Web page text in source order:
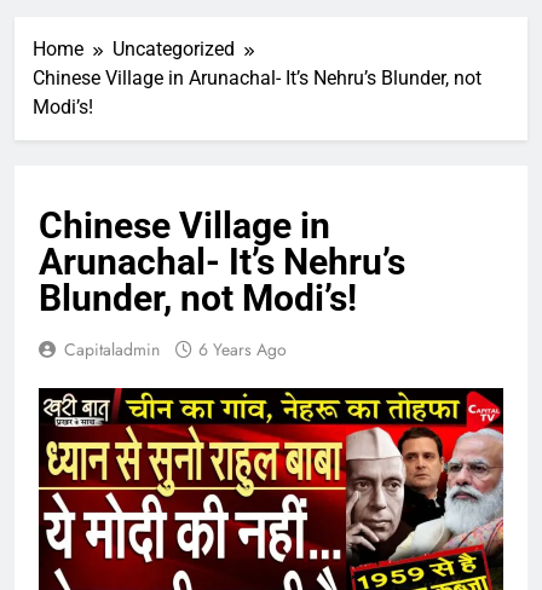
Home
Uncategorized
Chinese Village in Arunachal- It’s Nehru’s Blunder, not
Modi’s!
Chinese Village in
Arunachal- It’s Nehru’s
Blunder, not Modi’s!
Capitaladmin 6 Years Ago